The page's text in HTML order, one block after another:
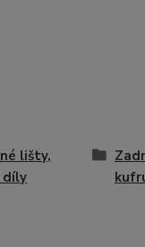
lišty,
díly